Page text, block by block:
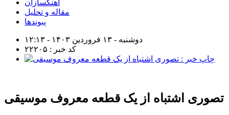
آهنگسازان
مقاله و تحلیل
پیوندها
دوشنبه - ۱۳ فروردین ۱۴۰۳ - ۱۲:۱۳
کد خبر : ۲۲۲۰۵
تصوری اشتباه از یک قطعه معروف موسیقی